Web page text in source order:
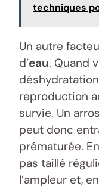
techniques
Un autre
d’eau. Quand
reproduction
survie. Un
peut donc
prématurée.
pas taillé
l’ampleur et,